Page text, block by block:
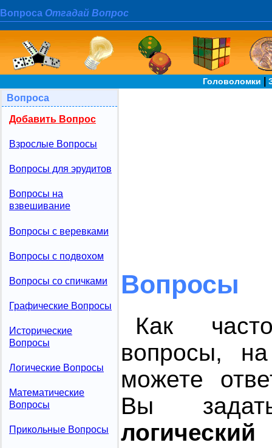
Вопроса Отгадай Вопрос
Головоломки
Вопроса
Добавить Вопрос
Взрослые Вопросы
Вопросы для эрудитов
Вопросы на
взвешивание
Вопросы с веревками
Вопросы с подвохом
Вопросы со спичками
Графические Вопросы
Исторические
Вопросы
Логические Вопросы
Математические
Вопросы
Прикольные Вопросы
Вопросы
Как
вопросы,
можете
Вы